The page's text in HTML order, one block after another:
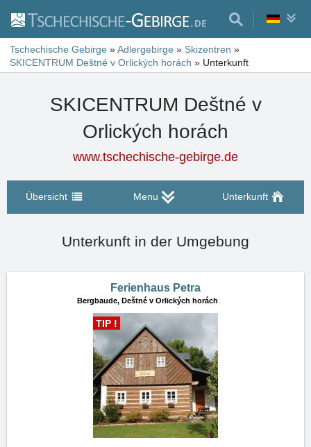
Tschechische Gebirge »Adlergebirge » Skizentren »
SKICENTRUM Deštné v Orlických horách » Unterkunft
SKICENTRUM Deštné v
Orlických horách
www.tschechische-gebirge.de
Übersicht Menu Unterkunft
Unterkunft in der Umgebung
Ferienhaus Petra
Bergbaude, Deštné v Orlických horách
TIP !